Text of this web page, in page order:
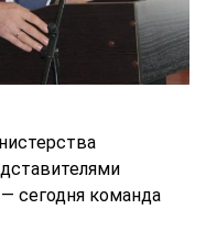
сегодня команда